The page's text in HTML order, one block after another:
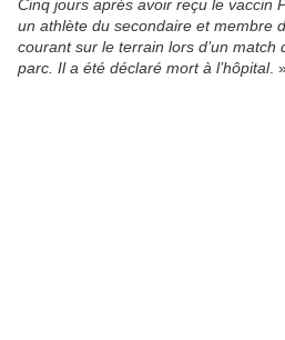
Cinq jours après avoir reçu le vaccin
un athlète du secondaire et membre
courant sur le terrain lors d’un match
parc. Il a été déclaré mort à l’hôpital.